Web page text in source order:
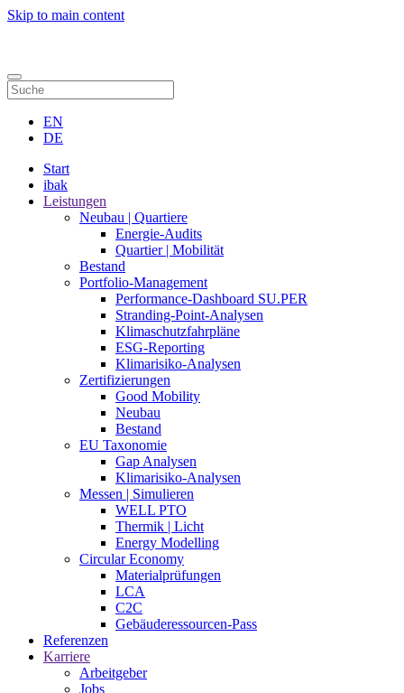
Skip to main content
EN
DE
Start
ibak
Leistungen
Neubau | Quartiere
Energie-Audits
Quartier | Mobilität
Bestand
Portfolio-Management
Performance-Dashboard SU.PER
Stranding-Point-Analysen
Klimaschutzfahrpläne
ESG-Reporting
Klimarisiko-Analysen
Zertifizierungen
Good Mobility
Neubau
Bestand
EU Taxonomie
Gap Analysen
Klimarisiko-Analysen
Messen | Simulieren
WELL PTO
Thermik | Licht
Energy Modelling
Circular Economy
Materialprüfungen
LCA
C2C
Gebäuderessourcen-Pass
Referenzen
Karriere
Arbeitgeber
Jobs